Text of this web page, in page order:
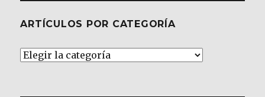
ARTÍCULOS POR CATEGORÍA
Artículos